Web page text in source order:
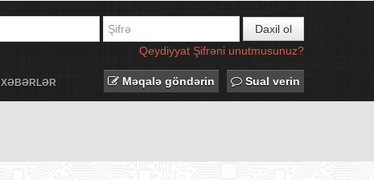
Daxil ol
Qeydiyyat Şifrəni unutmusunuz?
XƏBƏRLƏR Məqalə göndərin Sual verin